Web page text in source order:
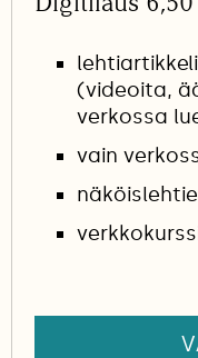
(videoita,
verkossa
vain